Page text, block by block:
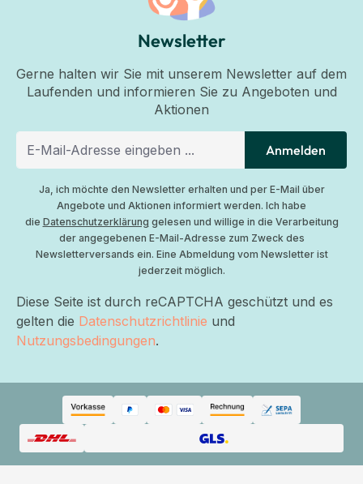
Newsletter
Gerne halten wir Sie mit unserem Newsletter auf dem
Laufenden und informieren Sie zu Angeboten und
Aktionen
Anmelden
Ja, ich möchte den Newsletter erhalten und per E-Mail über
Angebote und Aktionen informiert werden. Ich habe
die Datenschutzerklärung gelesen und willige in die Verarbeitung
der angegebenen E-Mail-Adresse zum Zweck des
Newsletterversands ein. Eine Abmeldung vom Newsletter ist
jederzeit möglich.
Diese Seite ist durch reCAPTCHA geschützt und es
gelten die Datenschutzrichtlinie und
Nutzungsbedingungen.